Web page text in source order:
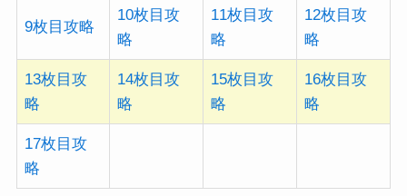
9枚目攻略
10枚目攻
略
11枚目攻
略
12枚目攻
略
13枚目攻
略
14枚目攻
略
15枚目攻
略
16枚目攻
略
17枚目攻
略